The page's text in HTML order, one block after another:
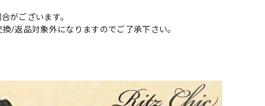
がございます。
/返品対象外になりますのでご了承下さい。